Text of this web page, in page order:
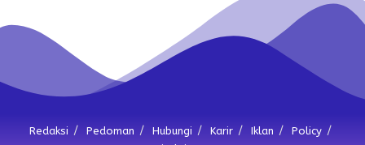
Redaksi Pedoman Hubungi Karir Iklan
Policy